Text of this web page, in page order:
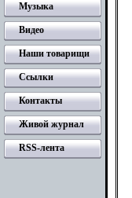
Музыка
Видео
Наши товарищи
Ссылки
Контакты
Живой журнал
RSS-лента